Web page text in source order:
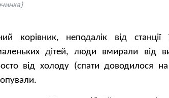
корівник, неподалік від станції
дітей, люди вмирали від
від холоду (спати доводилося на